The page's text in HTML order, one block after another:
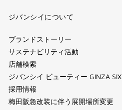
ジバンシイについて
ブランドストーリー
サステナビリティ活動
店舗検索
ジバンシイ ビューティー GINZA SIX
採用情報
梅田阪急改装に伴う展開場所変更